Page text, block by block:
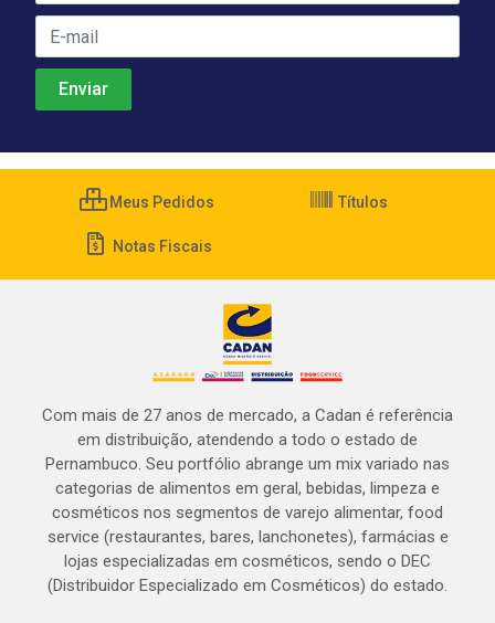
Meus Pedidos Títulos
Notas Fiscais
Com mais de 27 anos de mercado, a Cadan é referência
em distribuição, atendendo a todo o estado de
Pernambuco. Seu portfólio abrange um mix variado nas
categorias de alimentos em geral, bebidas, limpeza e
cosméticos nos segmentos de varejo alimentar, food
service (restaurantes, bares, lanchonetes), farmácias e
lojas especializadas em cosméticos, sendo o DEC
(Distribuidor Especializado em Cosméticos) do estado.